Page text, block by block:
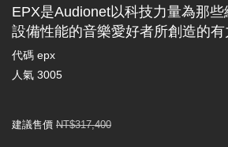
EPX是Audionet以科技力量為那
設備性能的音樂愛好者所創造的有
代碼 epx
人氣 3005
建議售價 NT$317,400